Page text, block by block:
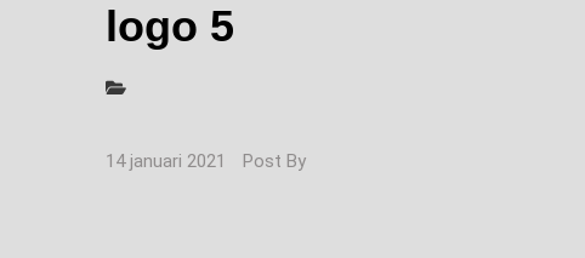
logo 5
14 januari 2021 Post By